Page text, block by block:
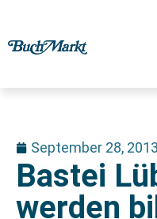
September 28, 2013
Bastei
werden